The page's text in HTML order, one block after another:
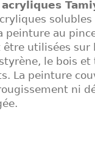
peinture au
utilisées sur
le bois
La peinture
ni